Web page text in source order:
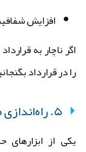
افزایش شفافیت
ناچار به قرارداد
در قرارداد بگنجانید.
۵. راه‌اندازی صندوق اضطراری نقدینگی
از ابزارهای